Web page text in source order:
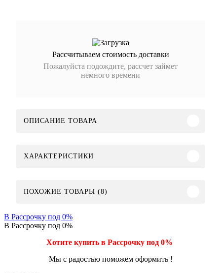
Рассчитываем стоимость доставки
Пожалуйста подождите, рассчет займет
немного времени
ОПИСАНИЕ ТОВАРА
ХАРАКТЕРИСТИКИ
ПОХОЖИЕ ТОВАРЫ (8)
В Рассрочку под 0%
В Рассрочку под 0%
Хотите купить в Рассрочку под 0%
Мы с радостью поможем оформить !